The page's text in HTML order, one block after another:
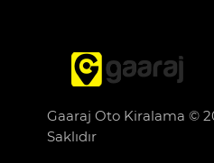
Gaaraj Oto Kiralama ©
Saklıdır